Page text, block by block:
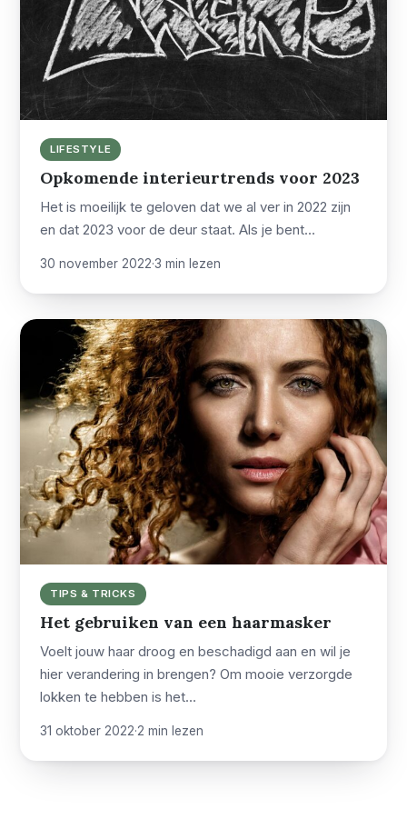
LIFESTYLE
Opkomende interieurtrends voor 2023
Het is moeilijk te geloven dat we al ver in 2022 zijn
en dat 2023 voor de deur staat. Als je bent…
30 november 2022·3 min lezen
TIPS & TRICKS
Het gebruiken van een haarmasker
Voelt jouw haar droog en beschadigd aan en wil je
hier verandering in brengen? Om mooie verzorgde
lokken te hebben is het…
31 oktober 2022·2 min lezen